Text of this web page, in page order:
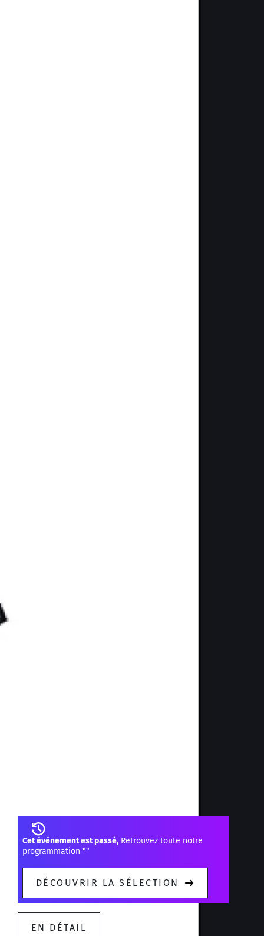
Cet événement est passé, Retrouvez toute notre
programmation ""
DÉCOUVRIR LA SÉLECTION
EN DÉTAIL